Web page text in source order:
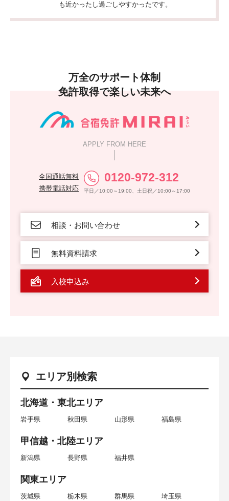
も近かったし過ごしやすかったです。
万全のサポート体制
免許取得で楽しい未来へ
APPLY FROM HERE
全国通話無料
携帯電話対応
0120-972-312
平日／10:00～19:00、土日祝／10:00～17:00
相談・お問い合わせ
無料資料請求
入校申込み
エリア別検索
北海道・東北エリア
岩手県 秋田県 山形県 福島県
甲信越・北陸エリア
新潟県 長野県 福井県
関東エリア
茨城県 栃木県 群馬県
埼玉県